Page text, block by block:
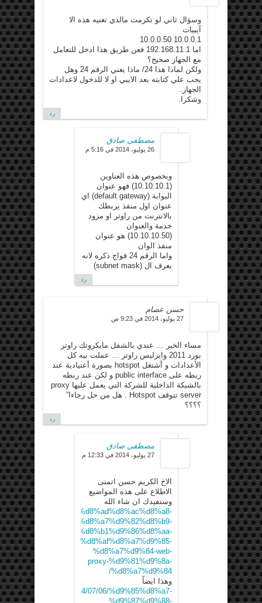
وسؤال ثاني لو تكرمت مالذي تعنيه هذه الا
آيبيات
10.0.0.1 10.0.0.50
اما 192.168.11.1 فعن طريق هذا ادخل للتعامل
مع الجهاز صحيح؟
ولكن لماذا هذا 24/ ماذا يعني الرقم 24 وهل
يجب علي كتابته بعد الايبي او لا للدخول لاعدادات
الجهاز.
وشكرا.
رد
مصطفى صادق
26 يوليو، 2014 في 5:16 م
وبخصوص هذه العناوين
(10.10.10.1) فهو عنوان
البوابة (default gateway) اي
عنوان اول منفذ يربطك
بالانترنت من راوتر او مزود
خدمة والعنوان
(10.10.10.50) هو عنوان
منفذ الوان
واما الرقم 24 فواج ذكره لانه
يعرف ال (subnet mask)
رد
حسن عصام
27 يوليو، 2014 في 9:23 ص
مساء الخير … عندي بالشفل مايكروتك راوتر
بورد 2011 وايرليس راوتر … عملت بيه كل
الأعدادات و أشتغل hotspot بصورة أعتيادية عند
ربطه على public interface و لكن عند ربطه
بالشبكة الداخلية للشركة التي يعمل عليها proxy
server تتوقف Hotspot . هل من حل رجاءا”
؟؟؟؟
رد
مصطفى صادق
27 يوليو، 2014 في 12:33 م
الاخ الكريم حسن اتمنى
الاطلاع على هذه المواضيع
وستفيدك ان شاء الله
2014/05/22/%d8%ad%d8%ac%d8%a8-
%d9%85%d9%88%d8%a7%d9%82%d8%b9-
%d8%a7%d9%84-web-
proxy-%d9%81%d9%8a-
%d8%a7%d9%84/
وهذا ايضاً
2014/07/06/%d9%85%d8%a7-
%d9%87%d9%88-